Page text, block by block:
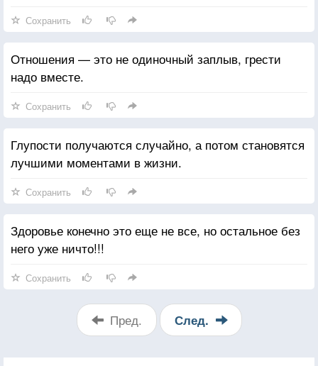
Сохранить
Отношения — это не одиночный заплыв, грести
надо вместе.
Сохранить
Глупости получаются случайно, а потом становятся
лучшими моментами в жизни.
Сохранить
Здоровье конечно это еще не все, но остальное без
него уже ничто!!!
Сохранить
Пред. След.